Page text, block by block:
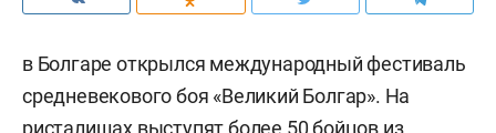
в Болгаре открылся международный фестиваль
средневекового боя «Великий Болгар». На
ристалищах выступят более 50 бойцов из